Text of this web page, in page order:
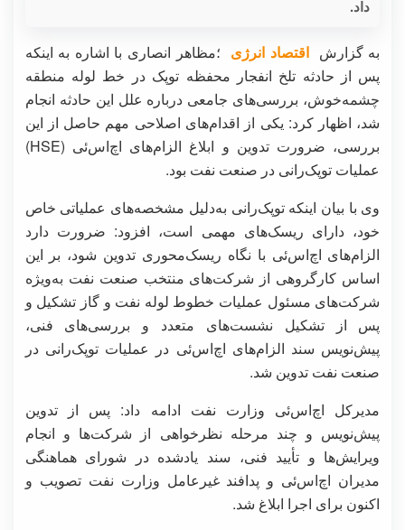
داد.
به گزارشاقتصاد انرژی ؛مظاهر انصاری با اشاره به اینکه
پس از حادثه تلخ انفجار محفظه توپک در خط لوله منطقه
چشمه‌خوش، بررسی‌های جامعی درباره علل این حادثه انجام
شد، اظهار کرد: یکی از اقدام‌های اصلاحی مهم حاصل از این
بررسی، ضرورت تدوین و ابلاغ الزام‌های اچ‌اس‌ئی (HSE)
عملیات توپک‌رانی در صنعت نفت بود.
وی با بیان اینکه توپک‌رانی به‌دلیل مشخصه‌های عملیاتی خاص
خود، دارای ریسک‌های مهمی است، افزود: ضرورت دارد
الزام‌های اچ‌اس‌ئی با نگاه ریسک‌محوری تدوین شود، بر این
اساس کارگروهی از شرکت‌های منتخب صنعت نفت به‌ویژه
شرکت‌های مسئول عملیات خطوط لوله نفت و گاز تشکیل و
پس از تشکیل نشست‌های متعدد و بررسی‌های فنی،
پیش‌نویس سند الزام‌های اچ‌اس‌ئی در عملیات توپک‌رانی در
صنعت نفت تدوین شد.
مدیرکل اچ‌اس‌ئی وزارت نفت ادامه داد: پس از تدوین
پیش‌نویس و چند مرحله نظرخواهی از شرکت‌ها و انجام
ویرایش‌ها و تأیید فنی، سند یادشده در شورای هماهنگی
مدیران اچ‌اس‌ئی و پدافند غیرعامل وزارت نفت تصویب و
اکنون برای اجرا ابلاغ شد.